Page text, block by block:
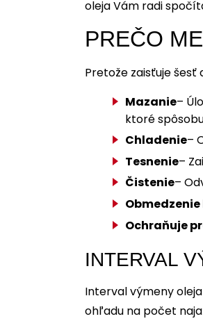
oleja Vám radi
PREČO
Pretože zaisťuje
Mazanie–
ktoré
Chladenie–
Tesnenie–
Čistenie–
Ochraňuje
INTERVAL
Interval výmeny
ohľadu na počet